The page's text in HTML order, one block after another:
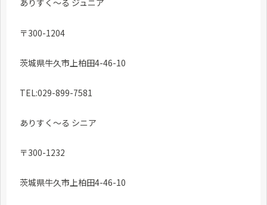
ありすく〜る ジュニア
〒300-1204
茨城県牛久市上柏田4-46-10
TEL:029-899-7581
ありすく〜る シニア
〒300-1232
茨城県牛久市上柏田4-46-10